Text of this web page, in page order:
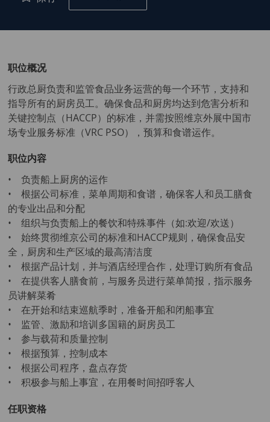
职位概况
行政总厨负责和监管食品业务运营的每一个环节，支持和
指导所有的厨房员工。确保食品和厨房均达到危害分析和
关键控制点（HACCP）的标准，并需按照维京外展中国市
场专业服务标准（VRC PSO），预算和食谱运作。
职位内容
• 负责船上厨房的运作
• 根据公司标准，菜单周期和食谱，确保客人和员工膳食
的专业出品和分配
• 组织与负责船上的餐饮和特殊事件（如:欢迎/欢送）
• 始终贯彻维京公司的标准和HACCP规则，确保食品安
全，厨房和生产区域的最高清洁度
• 根据产品计划，并与酒店经理合作，处理订购所有食品
• 在提供客人膳食前，与服务员进行菜单简报，指示服务
员讲解菜肴
• 在开始和结束巡航季时，准备开船和闭船事宜
• 监管、激励和培训多国籍的厨房员工
• 参与载荷和质量控制
• 根据预算，控制成本
• 根据公司程序，盘点存货
• 积极参与船上事宜，在用餐时间招呼客人
任职资格